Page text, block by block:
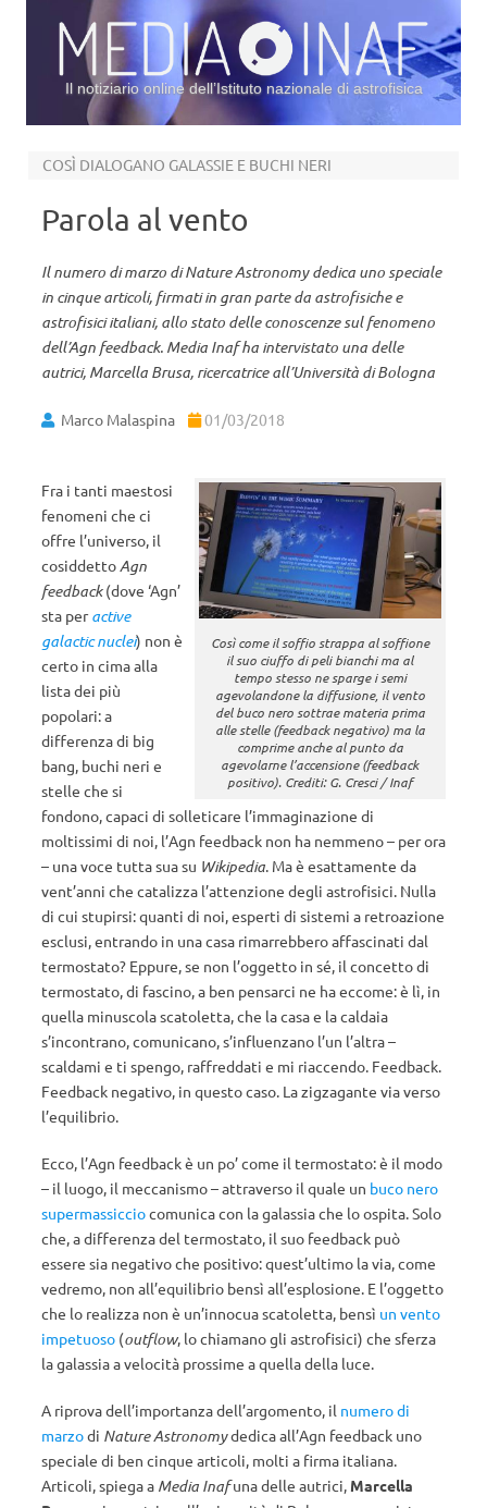
Il notiziario online dell’Istituto nazionale di astrofisica
COSÌ DIALOGANO GALASSIE E BUCHI NERI
Parola al vento
Il numero di marzo di Nature Astronomy dedica uno speciale
in cinque articoli, firmati in gran parte da astrofisiche e
astrofisici italiani, allo stato delle conoscenze sul fenomeno
dell’Agn feedback. Media Inaf ha intervistato una delle
autrici, Marcella Brusa, ricercatrice all’Università di Bologna
Marco Malaspina 01/03/2018
Così come il soffio strappa al soffione
il suo ciuffo di peli bianchi ma al
tempo stesso ne sparge i semi
agevolandone la diffusione, il vento
del buco nero sottrae materia prima
alle stelle (feedback negativo) ma la
comprime anche al punto da
agevolarne l’accensione (feedback
positivo). Crediti: G. Cresci / Inaf
Fra i tanti maestosi
fenomeni che ci
offre l’universo, il
cosiddettoAgn
feedback(dove ‘Agn’
sta peractive
galactic nuclei) non è
certo in cima alla
lista dei più
popolari: a
differenza di big
bang, buchi neri e
stelle che si
fondono, capaci di solleticare l’immaginazione di
moltissimi di noi, l’Agn feedback non ha nemmeno – per ora
– una voce tutta sua su Wikipedia. Ma è esattamente da
vent’anni che catalizza l’attenzione degli astrofisici. Nulla
di cui stupirsi: quanti di noi, esperti di sistemi a retroazione
esclusi, entrando in una casa rimarrebbero affascinati dal
termostato? Eppure, se non l’oggetto in sé, il concetto di
termostato, di fascino, a ben pensarci ne ha eccome: è lì, in
quella minuscola scatoletta, che la casa e la caldaia
s’incontrano, comunicano, s’influenzano l’un l’altra –
scaldami e ti spengo, raffreddati e mi riaccendo. Feedback.
Feedback negativo, in questo caso. La zigzagante via verso
l’equilibrio.
Ecco, l’Agn feedback è un po’ come il termostato: è il modo
– il luogo, il meccanismo – attraverso il quale un buco nero
supermassicciocomunica con la galassia che lo ospita. Solo
che, a differenza del termostato, il suo feedback può
essere sia negativo che positivo: quest’ultimo la via, come
vedremo, non all’equilibrio bensì all’esplosione. E l’oggetto
che lo realizza non è un’innocua scatoletta, bensì un vento
impetuoso (outflow, lo chiamano gli astrofisici) che sferza
la galassia a velocità prossime a quella della luce.
A riprova dell’importanza dell’argomento, il numero di
marzodi Nature Astronomydedica all’Agn feedback uno
speciale di ben cinque articoli, molti a firma italiana.
Articoli, spiega a Media Inafuna delle autrici, Marcella